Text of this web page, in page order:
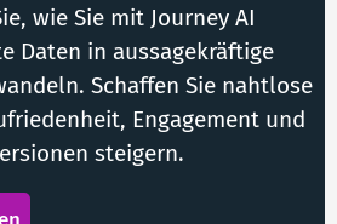
wie Sie mit Journey AI
Daten in aussagekräftige
Schaffen Sie nahtlose
Engagement und
steigern.